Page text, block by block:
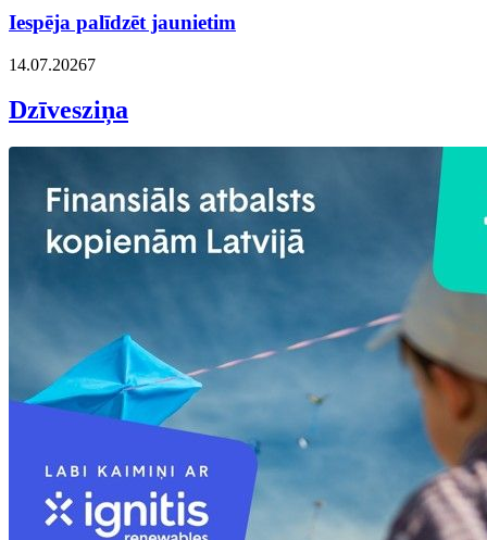
Iespēja palīdzēt jaunietim
14.07.20267
Dzīvesziņa